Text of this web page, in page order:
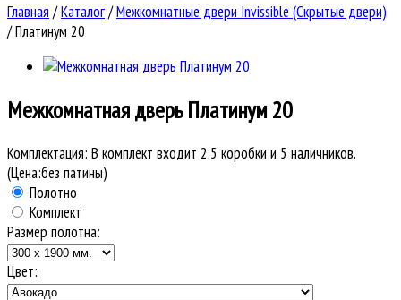
Главная /Каталог/Межкомнатные двери Invissible (Скрытые двери)
/Платинум 20
Межкомнатная дверь Платинум 20
Комплектация: В комплект входит 2.5 коробки и 5 наличников.
(Цена:без патины)
Полотно
Комплект
Размер полотна:
Цвет: